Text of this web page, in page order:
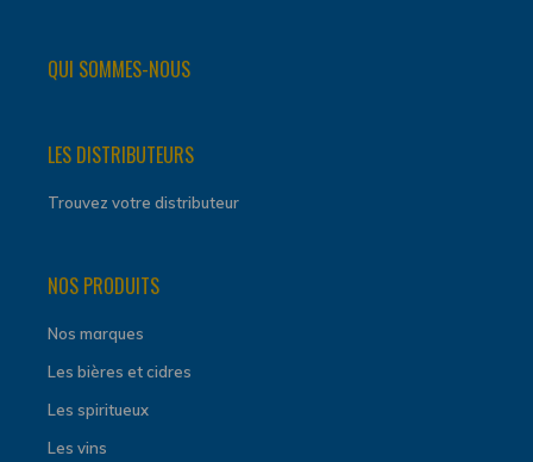
QUI SOMMES-NOUS
LES DISTRIBUTEURS
Trouvez votre distributeur
NOS PRODUITS
Nos marques
Les bières et cidres
Les spiritueux
Les vins